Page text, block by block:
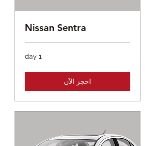
Nissan Sentra
1 day
احجز الآن